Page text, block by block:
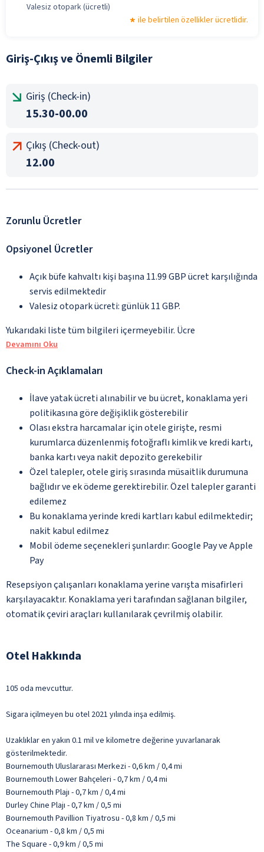
Valesiz otopark (ücretli)
ile belirtilen özellikler ücretlidir.
Giriş-Çıkış ve Önemli Bilgiler
Giriş (Check-in)
15.30-00.00
Çıkış (Check-out)
12.00
Zorunlu Ücretler
Opsiyonel Ücretler
Açık büfe kahvaltı kişi başına 11.99 GBP ücret karşılığında
servis edilmektedir
Valesiz otopark ücreti: günlük 11 GBP.
Yukarıdaki liste tüm bilgileri içermeyebilir. Ücre
Devamını Oku
Check-in Açıklamaları
İlave yatak ücreti alınabilir ve bu ücret, konaklama yeri
politikasına göre değişiklik gösterebilir
Olası ekstra harcamalar için otele girişte, resmi
kurumlarca düzenlenmiş fotoğraflı kimlik ve kredi kartı,
banka kartı veya nakit depozito gerekebilir
Özel talepler, otele giriş sırasında müsaitlik durumuna
bağlıdır ve ek ödeme gerektirebilir. Özel talepler garanti
edilemez
Bu konaklama yerinde kredi kartları kabul edilmektedir;
nakit kabul edilmez
Mobil ödeme seçenekleri şunlardır: Google Pay ve Apple
Pay
Resepsiyon çalışanları konaklama yerine varışta misafirleri
karşılayacaktır. Konaklama yeri tarafından sağlanan bilgiler,
otomatik çeviri araçları kullanılarak çevrilmiş olabilir.
Otel Hakkında
105 oda mevcuttur.
Sigara içilmeyen bu otel 2021 yılında inşa edilmiş.
Uzaklıklar en yakın 0.1 mil ve kilometre değerine yuvarlanarak
gösterilmektedir.
Bournemouth Uluslararası Merkezi - 0,6 km / 0,4 mi
Bournemouth Lower Bahçeleri - 0,7 km / 0,4 mi
Bournemouth Plajı - 0,7 km / 0,4 mi
Durley Chine Plajı - 0,7 km / 0,5 mi
Bournemouth Pavillion Tiyatrosu - 0,8 km / 0,5 mi
Oceanarium - 0,8 km / 0,5 mi
The Square - 0,9 km / 0,5 mi